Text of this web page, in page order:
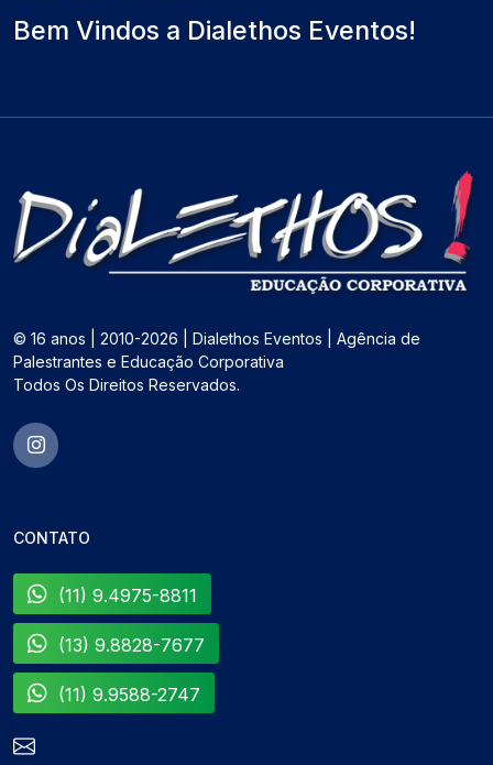
Bem Vindos a Dialethos Eventos!
© 16 anos | 2010-2026 | Dialethos Eventos | Agência de
Palestrantes e Educação Corporativa
Todos Os Direitos Reservados.
CONTATO
(11) 9.4975-8811
(13) 9.8828-7677
(11) 9.9588-2747